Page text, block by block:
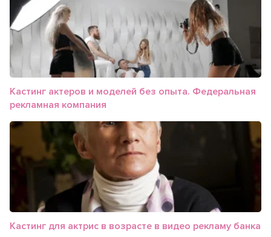
Кастинг актеров и моделей без опыта. Федеральная
рекламная компания
Кастинг для актрис в возрасте в видео рекламу банка